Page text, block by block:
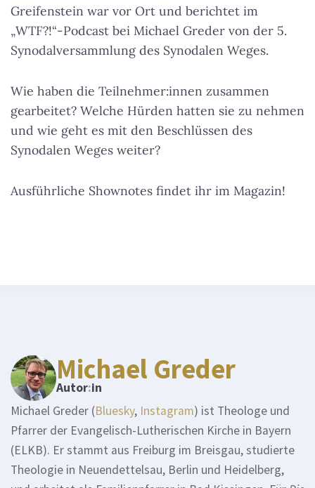
Greifenstein war vor Ort und berichtet im
„WTF?!“-Podcast bei Michael Greder von der 5.
Synodalversammlung des Synodalen Weges.
Wie haben die Teilnehmer:innen zusammen
gearbeitet? Welche Hürden hatten sie zu nehmen
und wie geht es mit den Beschlüssen des
Synodalen Weges weiter?
Ausführliche Shownotes findet ihr im Magazin!
Michael Greder
Autor:in
Michael Greder (Bluesky, Instagram) ist Theologe und
Pfarrer der Evangelisch-Lutherischen Kirche in Bayern
(ELKB). Er stammt aus Freiburg im Breisgau, studierte
Theologie in Neuendettelsau, Berlin und Heidelberg,